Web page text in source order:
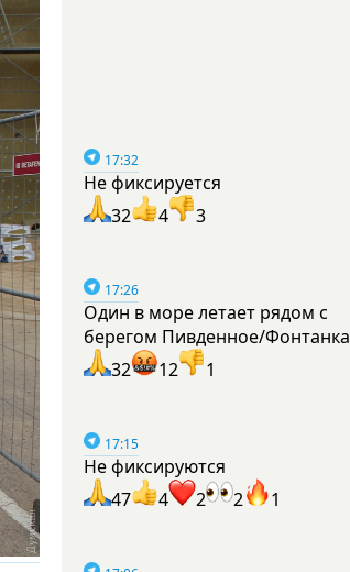
17:32
Не фиксируется
32
4 3
17:26
Один в море летает рядом с
берегом Пивденное/Фонтанка
32
12 1
17:15
Не фиксируются
47
4 2 2 1